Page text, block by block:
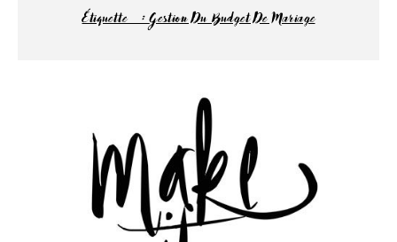
Étiquette :Gestion Du Budget De Mariage